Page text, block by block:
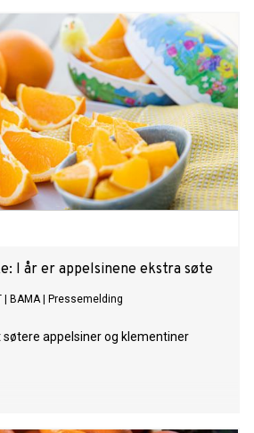
I år er appelsinene ekstra søte
BAMA| Pressemelding
appelsiner og klementiner